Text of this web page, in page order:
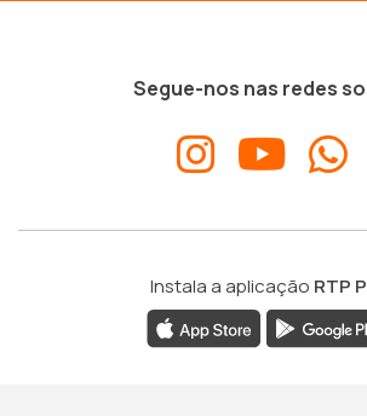
Segue-nos nas redes
Instala a aplicação RTP